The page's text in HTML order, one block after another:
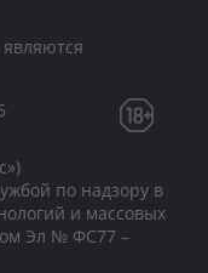
по надзору в
и массовых
Эл № ФС77 –